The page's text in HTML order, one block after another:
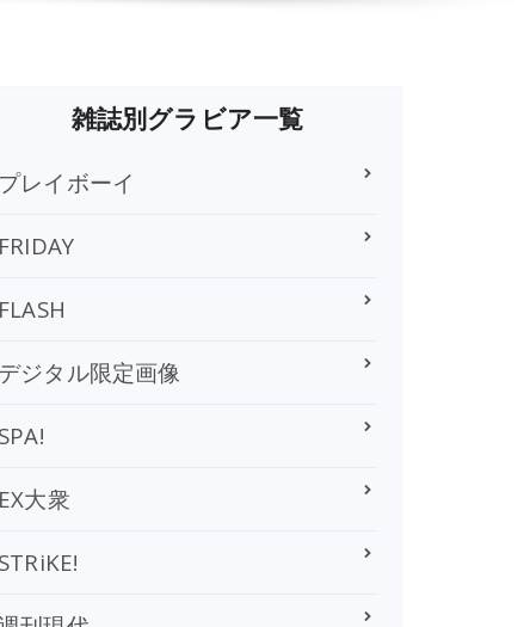
雑誌別グラビア一覧
プレイボーイ
FRIDAY
FLASH
デジタル限定画像
SPA!
EX大衆
STRiKE!